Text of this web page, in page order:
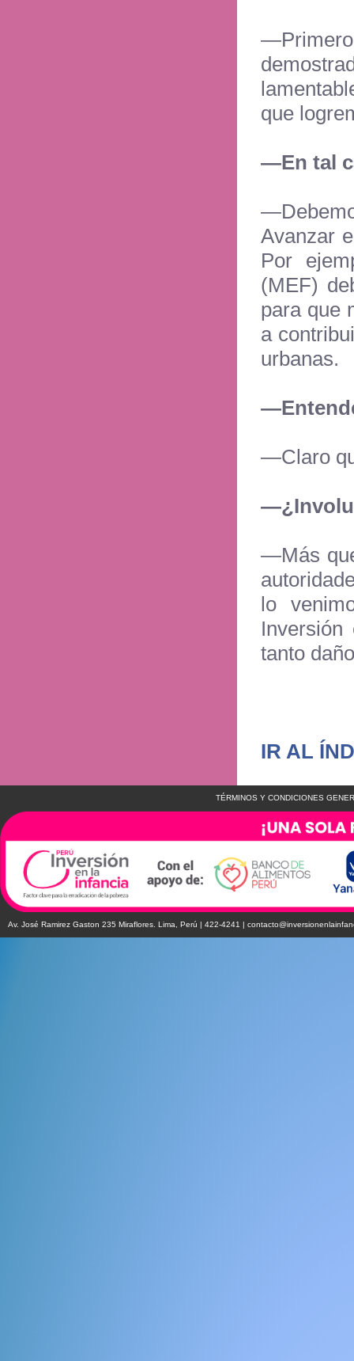
—
que
—En tal
—
Avanzar
Por
(MEF)
para que
a
urbanas.
—
—Claro
—
—Más
lo
tanto
IR AL
TÉRMINOS Y CONDICIONES
Av. José Ramirez Gaston 235 Miraflores. Lima, Perú | 422-4241 |